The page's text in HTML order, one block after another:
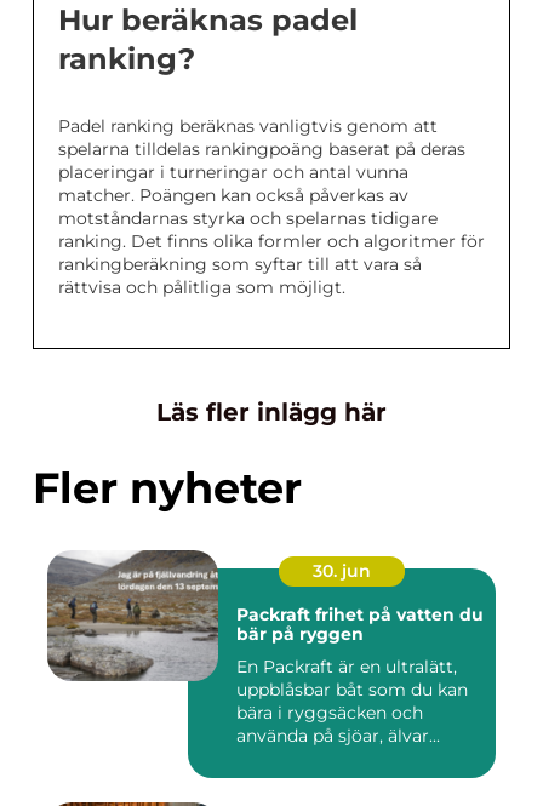
Hur beräknas padel
ranking?
Padel ranking beräknas vanligtvis genom att
spelarna tilldelas rankingpoäng baserat på deras
placeringar i turneringar och antal vunna
matcher. Poängen kan också påverkas av
motståndarnas styrka och spelarnas tidigare
ranking. Det finns olika formler och algoritmer för
rankingberäkning som syftar till att vara så
rättvisa och pålitliga som möjligt.
Läs fler inlägg här
Fler nyheter
30. jun
Packraft frihet på vatten du
bär på ryggen
En Packraft är en ultralätt,
uppblåsbar båt som du kan
bära i ryggsäcken och
använda på sjöar, älvar...